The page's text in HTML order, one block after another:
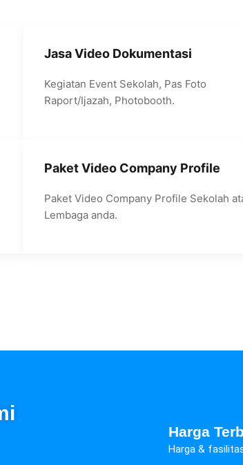
Jasa Video Dokumentasi
Kegiatan Event Sekolah, Pas Foto
Raport/Ijazah, Photobooth.
Paket Video Company Profile
Paket Video Company Profile Sekolah
Lembaga anda.
Harga
Harga &